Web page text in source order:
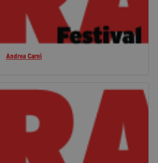
Andrea Carnì